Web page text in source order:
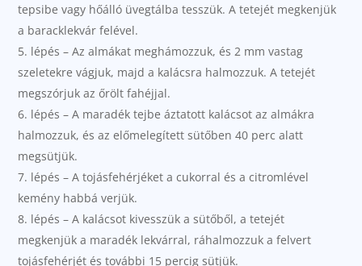
tepsibe vagy hőálló üvegtálba tesszük. A tetejét megkenjük
a baracklekvár felével.
lépés – Az almákat meghámozzuk, és 2 mm vastag
szeletekre vágjuk, majd a kalácsra halmozzuk. A tetejét
megszórjuk az őrölt fahéjjal.
lépés – A maradék tejbe áztatott kalácsot az almákra
halmozzuk, és az előmelegített sütőben 40 perc alatt
megsütjük.
lépés – A tojásfehérjéket a cukorral és a citromlével
kemény habbá verjük.
lépés – A kalácsot kivesszük a sütőből, a tetejét
megkenjük a maradék lekvárral, ráhalmozzuk a felvert
tojásfehérjét és további 15 percig sütjük.